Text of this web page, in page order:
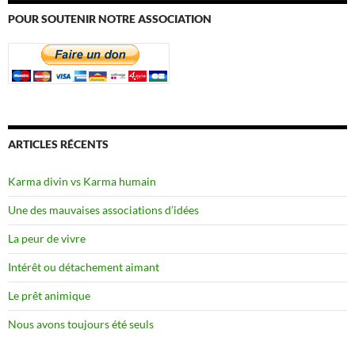
POUR SOUTENIR NOTRE ASSOCIATION
ARTICLES RÉCENTS
Karma divin vs Karma humain
Une des mauvaises associations d’idées
La peur de vivre
Intérêt ou détachement aimant
Le prêt animique
Nous avons toujours été seuls